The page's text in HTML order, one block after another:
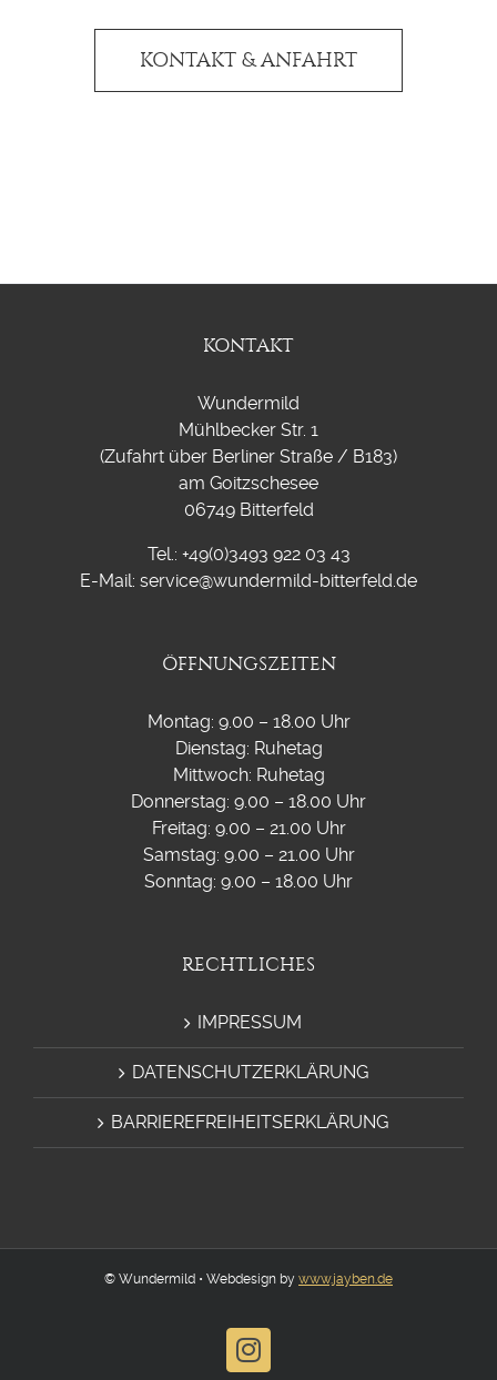
KONTAKT & ANFAHRT
KONTAKT
Wundermild
Mühlbecker Str. 1
(Zufahrt über Berliner Straße / B183)
am Goitzschesee
06749 Bitterfeld
Tel.: +49(0)3493 922 03 43
E-Mail: service@wundermild-bitterfeld.de
ÖFFNUNGSZEITEN
Montag: 9.00 – 18.00 Uhr
Dienstag: Ruhetag
Mittwoch: Ruhetag
Donnerstag: 9.00 – 18.00 Uhr
Freitag: 9.00 – 21.00 Uhr
Samstag: 9.00 – 21.00 Uhr
Sonntag: 9.00 – 18.00 Uhr
RECHTLICHES
IMPRESSUM
DATENSCHUTZERKLÄRUNG
BARRIEREFREIHEITSERKLÄRUNG
© Wundermild • Webdesign by www.jayben.de
Instagram